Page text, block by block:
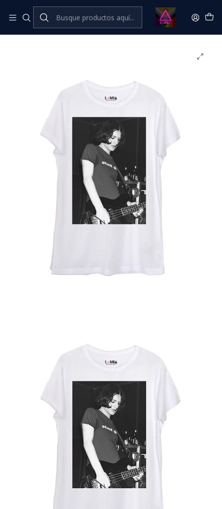
Inicio Catálogo Classic Música Classic
Brian Molko - Placebo #9